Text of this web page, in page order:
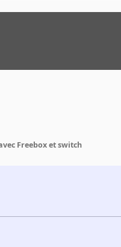
Freebox et switch